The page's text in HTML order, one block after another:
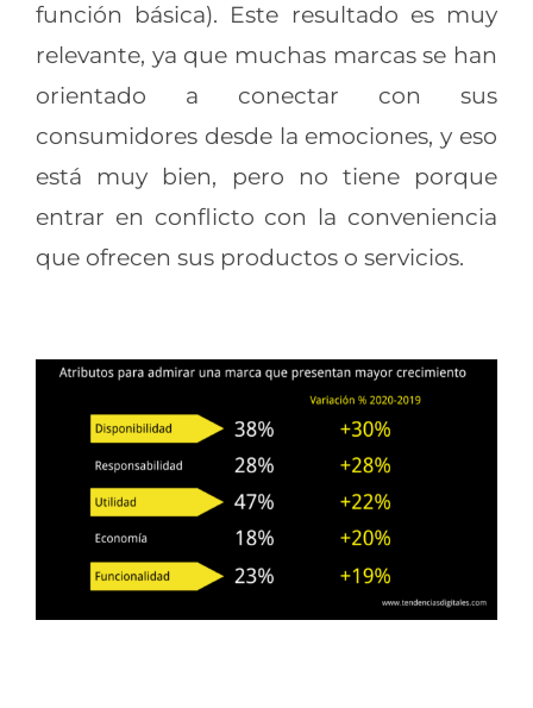
función básica). Este resultado es muy
relevante, ya que muchas marcas se han
orientado a conectar con sus
consumidores desde la emociones, y eso
está muy bien, pero no tiene porque
entrar en conflicto con la conveniencia
que ofrecen sus productos o servicios.